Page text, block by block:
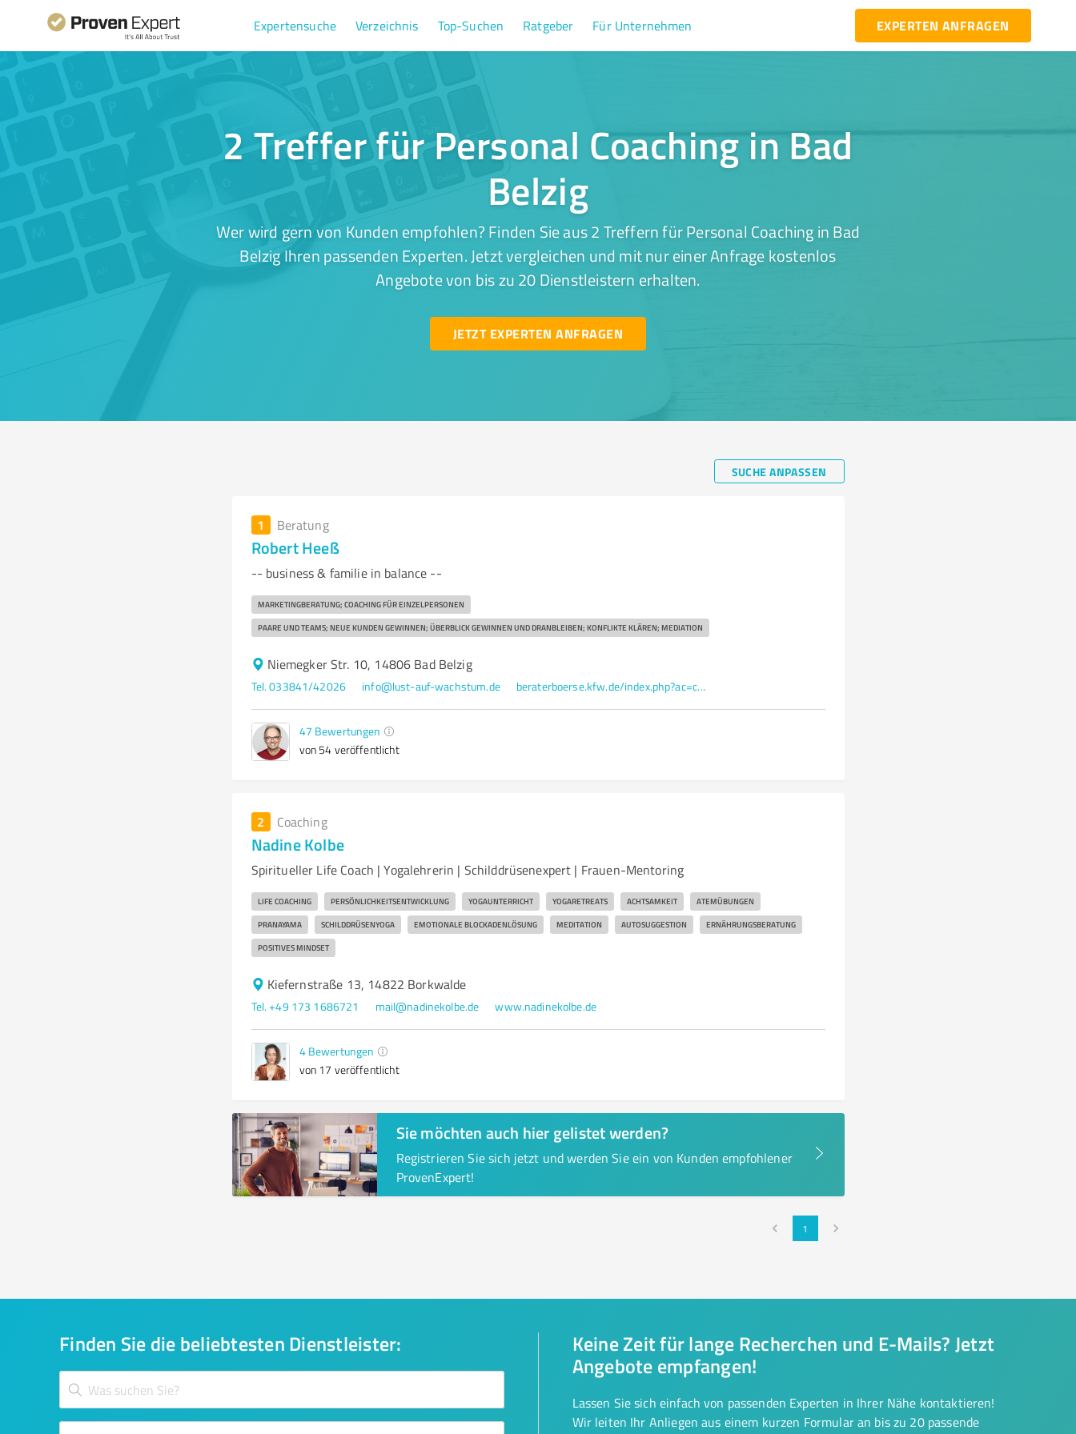
Expertensuche Verzeichnis Top-Suchen Ratgeber Für Unternehmen EXPERTEN ANFRAGEN
2 Treffer für Personal Coaching in Bad
Belzig
Wer wird gern von Kunden empfohlen? Finden Sie aus 2 Treffern für Personal Coaching in Bad
Belzig Ihren passenden Experten. Jetzt vergleichen und mit nur einer Anfrage kostenlos
Angebote von bis zu 20 Dienstleistern erhalten.
JETZT EXPERTEN ANFRAGEN
SUCHE ANPASSEN
1 Beratung
Robert Heeß
-- business & familie in balance --
MARKETINGBERATUNG; COACHING FÜR EINZELPERSONEN
PAARE UND TEAMS; NEUE KUNDEN GEWINNEN; ÜBERBLICK GEWINNEN UND DRANBLEIBEN; KONFLIKTE KLÄREN; MEDIATION
Niemegker Str. 10, 14806 Bad Belzig
Tel. 033841/42026 info@lust-auf-wachstum.de beraterboerse.kfw.de/index.php?ac=consultant_profile&id=29070
47 Bewertungen
von 54 veröffentlicht
2 Coaching
Nadine Kolbe
Spiritueller Life Coach | Yogalehrerin | Schilddrüsenexpert | Frauen-Mentoring
LIFE COACHING PERSÖNLICHKEITSENTWICKLUNG YOGAUNTERRICHT YOGARETREATS ACHTSAMKEIT ATEMÜBUNGEN
PRANAYAMA SCHILDDRÜSENYOGA EMOTIONALE BLOCKADENLÖSUNG MEDITATION AUTOSUGGESTION ERNÄHRUNGSBERATUNG
POSITIVES MINDSET
Kiefernstraße 13, 14822 Borkwalde
Tel. +49 173 1686721 mail@nadinekolbe.de www.nadinekolbe.de
4 Bewertungen
von 17 veröffentlicht
Sie möchten auch hier gelistet werden?
Registrieren Sie sich jetzt und werden Sie ein von Kunden empfohlener
ProvenExpert!
1
Finden Sie die beliebtesten Dienstleister:
Keine Zeit für lange Recherchen und E-Mails? Jetzt
Angebote empfangen!
Lassen Sie sich einfach von passenden Experten in Ihrer Nähe kontaktieren!
Wir leiten Ihr Anliegen aus einem kurzen Formular an bis zu 20 passende